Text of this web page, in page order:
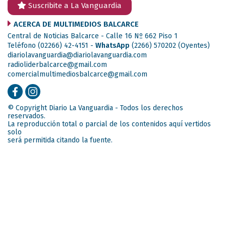
Suscribite a La Vanguardia
ACERCA DE MULTIMEDIOS BALCARCE
Central de Noticias Balcarce - Calle 16 Nº 662 Piso 1
Teléfono (02266) 42-4151 - WhatsApp (2266) 570202 (Oyentes)
diariolavanguardia@diariolavanguardia.com
radioliderbalcarce@gmail.com
comercialmultimediosbalcarce@gmail.com
© Copyright Diario La Vanguardia - Todos los derechos
reservados.
La reproducción total o parcial de los contenidos aquí vertidos
solo
será permitida citando la fuente.